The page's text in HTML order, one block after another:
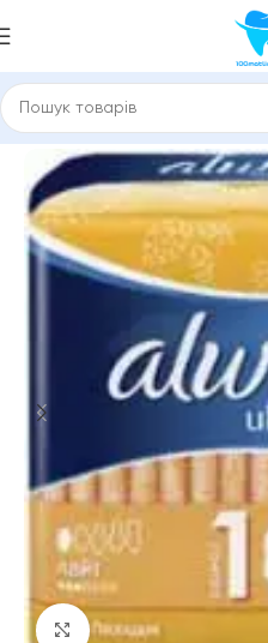
Головна Краса та здоров'я
Click to enlarge